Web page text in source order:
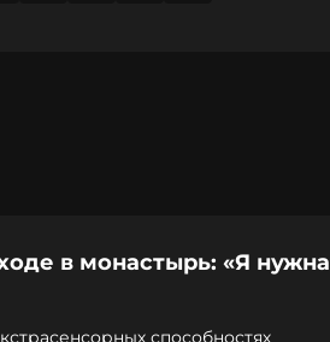
в монастырь: «Я нужна
способностях